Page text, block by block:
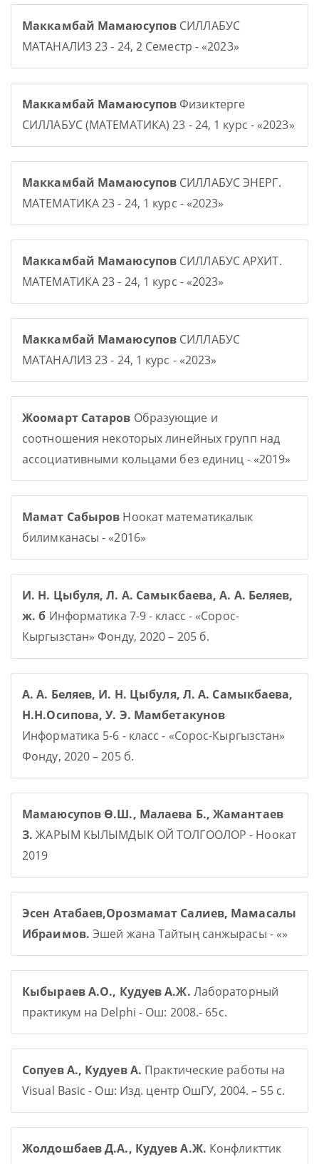
Маккамбай Мамаюсупов СИЛЛАБУС
МАТАНАЛИЗ 23 - 24, 2 Семестр - «2023»
Маккамбай МамаюсуповФизиктерге
СИЛЛАБУС (МАТЕМАТИКА) 23 - 24, 1 курс - «2023»
Маккамбай Мамаюсупов СИЛЛАБУС ЭНЕРГ.
МАТЕМАТИКА 23 - 24, 1 курс - «2023»
Маккамбай Мамаюсупов СИЛЛАБУС АРХИТ.
МАТЕМАТИКА 23 - 24, 1 курс - «2023»
Маккамбай Мамаюсупов СИЛЛАБУС
МАТАНАЛИЗ 23 - 24, 1 курс - «2023»
Жоомарт Сатаров Образующие и
соотношения некоторых линейных групп над
ассоциативными кольцами без единиц - «2019»
Мамат Сабыров Ноокат математикалык
билимканасы - «2016»
И. Н. Цыбуля, Л. А. Самыкбаева, А. А. Беляев,
ж. б Информатика 7-9 - класс - «Сорос-
Кыргызстан» Фонду, 2020 – 205 б.
А. А. Беляев, И. Н. Цыбуля, Л. А. Самыкбаева,
Н.Н.Осипова, У. Э. Мамбетакунов
Информатика 5-6 - класс - «Сорос-Кыргызстан»
Фонду, 2020 – 205 б.
Мамаюсупов Ө.Ш., Малаева Б., Жамантаев
З. ЖАРЫМ КЫЛЫМДЫК ОЙ ТОЛГООЛОР - Ноокат
2019
Эсен Атабаев,Орозмамат Салиев, Мамасалы
Ибраимов. Эшей жана Тайтың санжырасы - «»
Кыбыраев А.О., Кудуев А.Ж. Лабораторный
практикум на Delphi - Ош: 2008.- 65с.
Сопуев А., Кудуев А. Практические работы на
Visual Basic - Ош: Изд. центр ОшГУ, 2004. – 55 с.
Жолдошбаев Д.А., Кудуев А.Ж. Конфликттик